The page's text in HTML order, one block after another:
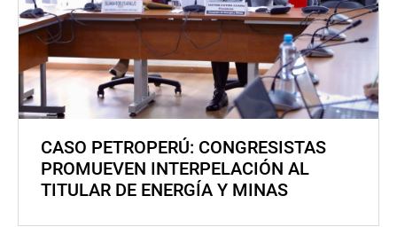
CASO PETROPERÚ: CONGRESISTAS
PROMUEVEN INTERPELACIÓN AL
TITULAR DE ENERGÍA Y MINAS